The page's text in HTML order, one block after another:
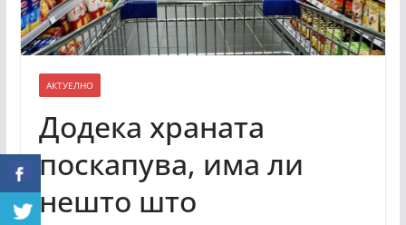
АКТУЕЛНО
Додека храната
поскапува, има ли
нешто што